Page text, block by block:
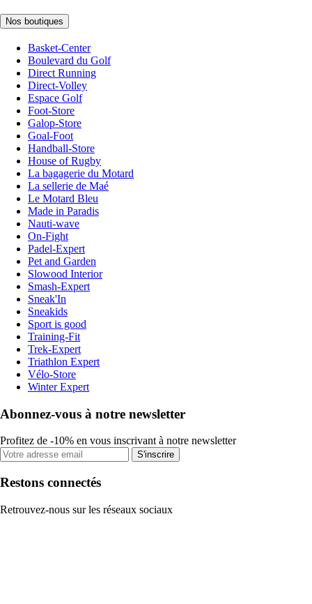
Nos boutiques
Basket-Center
Boulevard du Golf
Direct Running
Direct-Volley
Espace Golf
Foot-Store
Galop-Store
Goal-Foot
Handball-Store
House of Rugby
La bagagerie du Motard
La sellerie de Maé
Le Motard Bleu
Made in Paradis
Nauti-wave
On-Fight
Padel-Expert
Pet and Garden
Slowood Interior
Smash-Expert
Sneak'In
Sneakids
Sport is good
Training-Fit
Trek-Expert
Triathlon Expert
Vélo-Store
Winter Expert
Abonnez-vous à notre newsletter
Profitez de -10% en vous inscrivant à notre newsletter
S'inscrire
Restons connectés
Retrouvez-nous sur les réseaux sociaux